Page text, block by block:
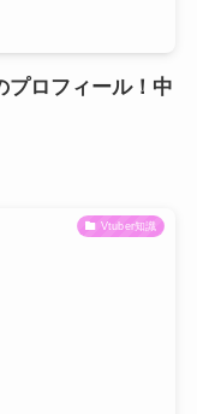
プロフィール！中
Vtuber知識